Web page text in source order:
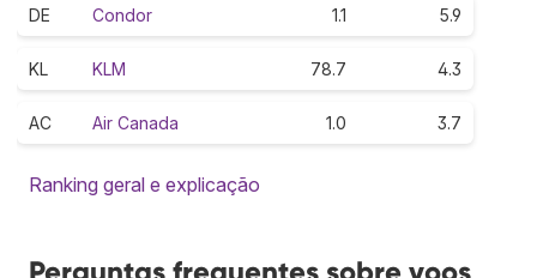
DE Condor 1.1 5.9
KL KLM 78.7 4.3
AC Air Canada 1.0 3.7
Ranking geral e explicação